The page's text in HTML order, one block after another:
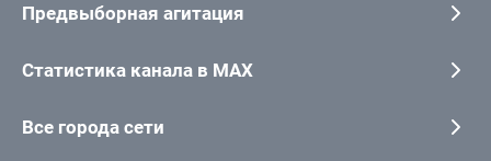
Предвыборная агитация
Статистика канала в MAX
Все города сети